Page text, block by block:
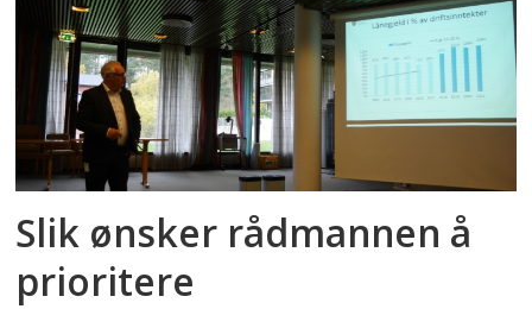
Slik ønsker rådmannen å
prioritere